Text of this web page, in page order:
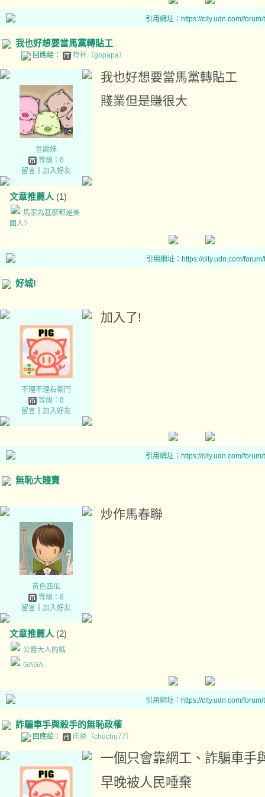
引用網址：https://city.udn.com/
我也好想要當馬黨轉貼工
回應給： 拎杯（gopapa）
豆腐妹
等級：8
留言｜ 加入好友
文章推薦人 (1)
馬家為甚麼都是美
國人?
我也好想要當馬黨轉貼工
賤業但是賺很大
引用網址：https://city.udn.com/
好城!
不理不理右衛門
等級：8
留言｜ 加入好友
加入了!
引用網址：https://city.udn.com/
無恥大賤賣
黃色西瓜
等級：8
留言｜ 加入好友
文章推薦人 (2)
公爵大人的媽
GAGA
炒作馬春聯
引用網址：https://city.udn.com/
詐騙車手與殺手的無恥政權
回應給： 肉絲（chuchu77）
一個只會靠網工、詐騙車手
早晚被人民唾棄